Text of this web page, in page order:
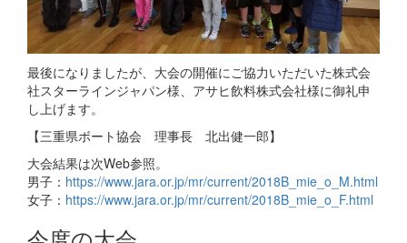
最後になりましたが、大会の開催にご協力いただいた株式会
社スターラインジャパン様、アサヒ飲料株式会社様に御礼申
し上げます。
【三重県ボート協会 理事長 北出健一郎】
大会結果は次Web参照。
男子： https://www.jara.or.jp/mr/current/2018B_mie_o_M.html
女子： https://www.jara.or.jp/mr/current/2018B_mie_o_F.html